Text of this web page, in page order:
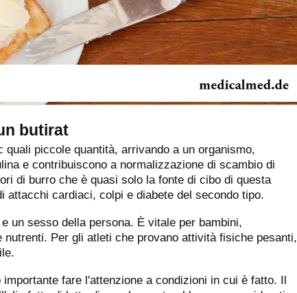
butirat
piccole quantità, arrivando a un organismo,
e contribuiscono a normalizzazione di scambio di
di burro che è quasi solo la fonte di cibo di questa
attacchi cardiaci, colpi e diabete del secondo tipo.
un sesso della persona. È vitale per bambini,
nutrenti. Per gli atleti che provano attività fisiche pesanti,
fare l'attenzione a condizioni in cui è fatto. Il